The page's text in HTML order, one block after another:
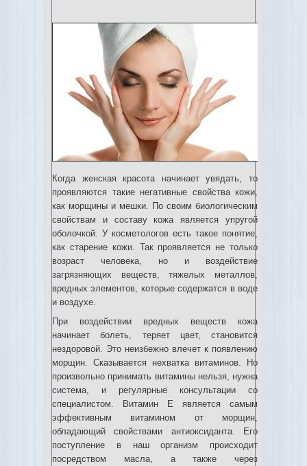
Когда женская красота начинает увядать, то
проявляются такие негативные свойства кожи,
как морщины и мешки. По своим биологическим
свойствам и составу кожа является упругой
оболочкой. У косметологов есть такое понятие,
как старение кожи. Так проявляется не только
возраст человека, но и воздействие
загрязняющих веществ, тяжелых металлов,
вредных элементов, которые содержатся в воде
и воздухе.
При воздействии вредных веществ кожа
начинает болеть, теряет цвет, становится
нездоровой. Это неизбежно влечет к появлению
морщин. Сказывается нехватка витаминов. Но
произвольно принимать витамины нельзя, нужна
система, и регулярные консультации со
специалистом. Витамин Е является самым
эффективным витамином от морщин,
обладающий свойствами антиоксиданта. Его
поступление в наш организм происходит
посредством масла, а также через